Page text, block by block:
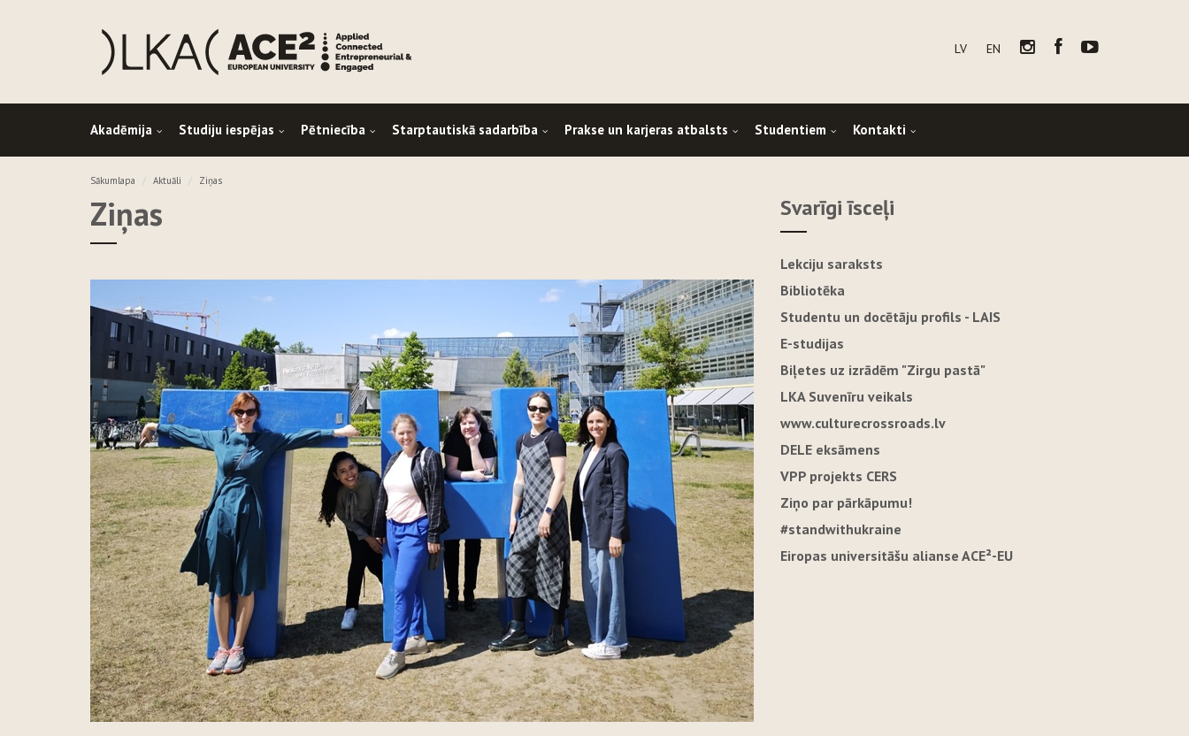
LV EN
Akadēmija Studiju iespējas Pētniecība Starptautiskā sadarbība Prakse un karjeras atbalsts Studentiem Kontakti
Sākumlapa Aktuāli Ziņas
Ziņas Svarīgi īsceļi
Lekciju saraksts
Bibliotēka
Studentu un docētāju profils - LAIS
E-studijas
Biļetes uz izrādēm "Zirgu pastā"
LKA Suvenīru veikals
www.culturecrossroads.lv
DELE eksāmens
VPP projekts CERS
Ziņo par pārkāpumu!
#standwithukraine
Eiropas universitāšu alianse ACE²-EU